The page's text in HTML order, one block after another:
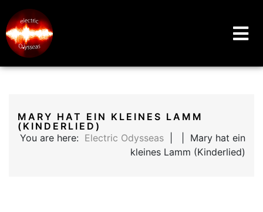
Electric Odysseas
Music Education Blog And Website
MARY HAT EIN KLEINES LAMM
(KINDERLIED)​
You are here: Electric Odysseas | | Mary hat ein
kleines Lamm (Kinderlied)​